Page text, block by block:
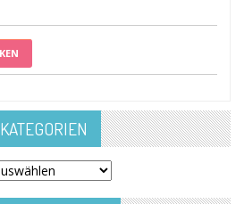
KATEGORIEN